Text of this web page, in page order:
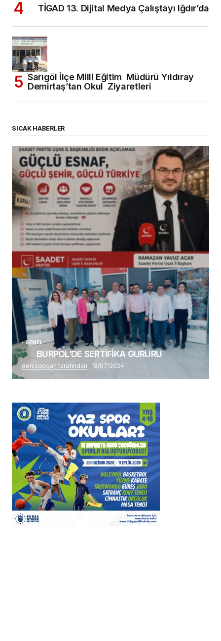
TİGAD 13. Dijital Medya Çalıştayı Iğdır’da
Sarıgöl İlçe Milli Eğitim Müdürü Yıldıray
Demirtaş’tan Okul Ziyaretleri
SICAK HABERLER
(başlıksız)
Alaattin Karahan tarafından 14/07/2026
GENEL
BURPOL’DE SERTİFİKA GURURU
denizdogan tarafından 19/07/2024